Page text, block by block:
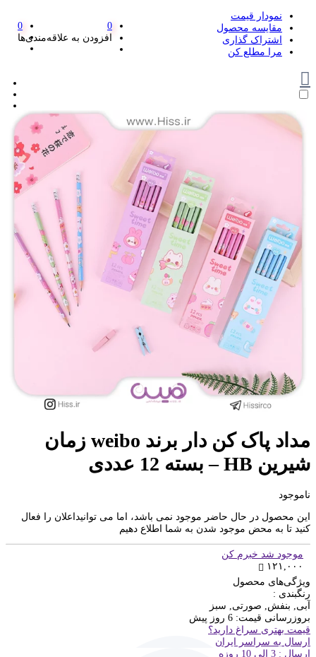
نمودار قیمت
مقایسه محصول
اشتراک گذاری
مرا مطلع کن
0
افزودن به علاقه‌مندی‌ها
0
مداد پاک کن دار برند weibo زمان
شیرین HB – بسته 12 عددی
ناموجود
این محصول در حال حاضر موجود نمی باشد، اما می توانیداعلان را فعال
کنید تا به محض موجود شدن به شما اطلاع دهیم
موجود شد خبرم کن
۱۲۱,۰۰۰
ویژگی‌های محصول
رنگبندی :
آبی, بنفش, صورتی, سبز
بروزرسانی قیمت: 6 روز پیش
قیمت بهتری سراغ دارید؟
ارسال به سراسر ایران
ارسال : 3 الی 10 روزه